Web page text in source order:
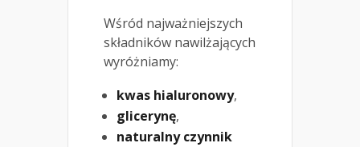
Wśród najważniejszych
składników nawilżających
wyróżniamy:
kwas hialuronowy,
glicerynę,
naturalny czynnik